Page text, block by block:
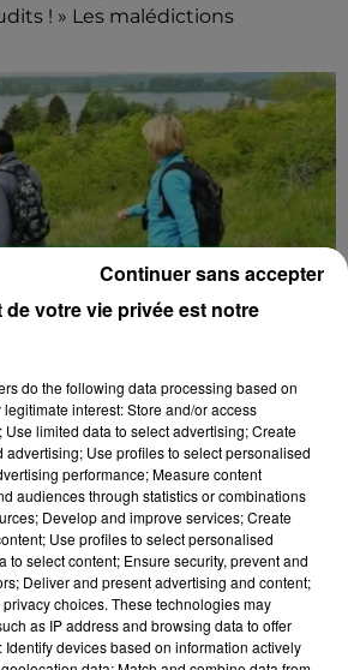
! » Les malédictions
- RANDONNÉE PÉDESTRE
à 8h30 à Gommerville :
Deux parcours au choix.
de votre vie privée est notre
do the following data processing based on
interest: Store and/or access
limited data to select advertising; Create
Use profiles to select personalised
performance; Measure content
audiences through statistics or combinations
Develop and improve services; Create
Use profiles to select personalised
to select content; Ensure security, prevent and
Deliver and present advertising and content;
choices. These technologies may
as IP address and browsing data to offer
devices based on information actively
Continuer sans accepter